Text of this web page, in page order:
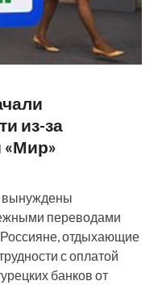
из-за
«Мир»
вынуждены
переводами
отдыхающие
с оплатой
банков от